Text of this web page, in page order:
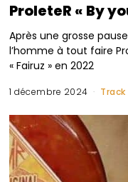
ProleteR « By
Après une grosse
l’homme à tout faire
« Fairuz » en 2022
1 décembre 2024